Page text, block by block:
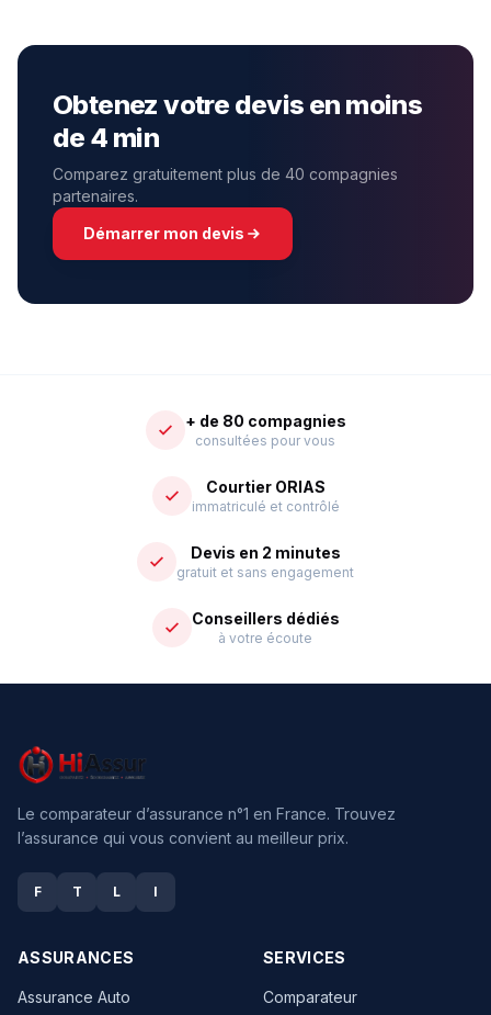
Obtenez votre devis en moins
de 4 min
Comparez gratuitement plus de 40 compagnies
partenaires.
Démarrer mon devis
+ de 80 compagnies
consultées pour vous
Courtier ORIAS
immatriculé et contrôlé
Devis en 2 minutes
gratuit et sans engagement
Conseillers dédiés
à votre écoute
Le comparateur d’assurance n°1 en France. Trouvez
l’assurance qui vous convient au meilleur prix.
F T L I
ASSURANCES
Assurance Auto
SERVICES
Comparateur